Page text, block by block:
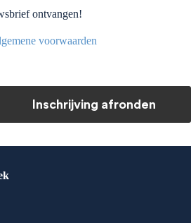
ontvangen!
voorwaarden
Inschrijving afronden